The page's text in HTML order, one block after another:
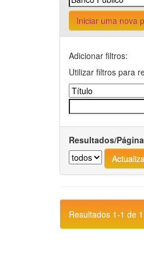
Iniciar uma nova
Adicionar filtros:
Utilizar filtros para
Resultados/Página
Resultados 1-1 de